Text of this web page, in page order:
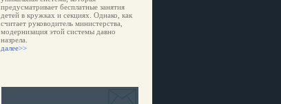
предусматривает бесплатные занятия
детей в кружках и секциях. Однако, как
считает руководитель министерства,
модернизация этой системы давно
назрела.
далее>>